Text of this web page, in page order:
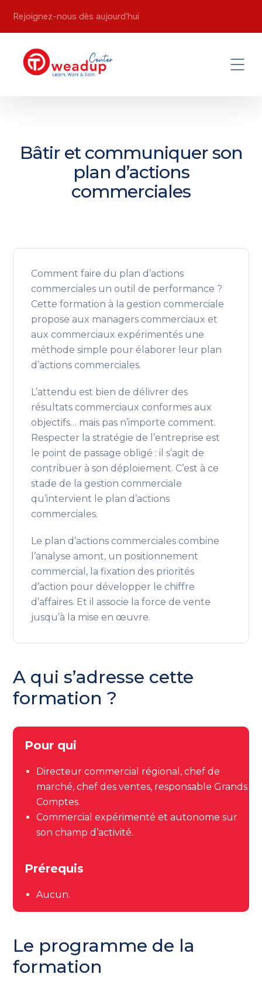
Rejoignez-nous dès aujourd’hui
Bâtir et communiquer son
plan d’actions
commerciales
Comment faire du plan d’actions
commerciales un outil de performance ?
Cette formation à la gestion commerciale
propose aux managers commerciaux et
aux commerciaux expérimentés une
méthode simple pour élaborer leur plan
d’actions commerciales.
L’attendu est bien de délivrer des
résultats commerciaux conformes aux
objectifs… mais pas n’importe comment.
Respecter la stratégie de l’entreprise est
le point de passage obligé : il s’agit de
contribuer à son déploiement. C’est à ce
stade de la gestion commerciale
qu’intervient le plan d’actions
commerciales.
Le plan d’actions commerciales combine
l’analyse amont, un positionnement
commercial, la fixation des priorités
d’action pour développer le chiffre
d’affaires. Et il associe la force de vente
jusqu’à la mise en œuvre.
A qui s’adresse cette
formation ?
Pour qui
Directeur commercial régional, chef de
marché, chef des ventes, responsable Grands
Comptes.
Commercial expérimenté et autonome sur
son champ d’activité.
Prérequis
Aucun.
Le programme de la
formation